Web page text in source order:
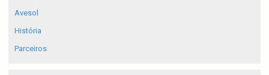
Avesol
História
Parceiros